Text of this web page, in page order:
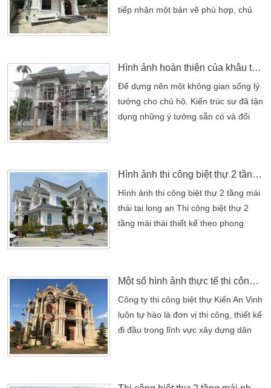
chính […]
tiếp nhận một bản vẽ phù hợp, chủ
sau khi thiết kế tại Kiến An Vinh. Công
trình được lên ý tưởng dựa theo nhu
cầu sử dụng của gia đình. Đồng thời
[…]
Hình ảnh hoàn thiện của khâu thi công biệt thự 2 tầng tân cổ điển
Để dựng nên một không gian sống lý
tưởng cho chủ hộ. Kiến trúc sư đã tận
dụng những ý tưởng sẵn có và đổi
từ kiến trúc sư. Chủ nhà đã nhanh
chóng chốt phương án 1 không qua
chỉnh sửa một chi tiết nào có trên bản
[…]
Hình ảnh thi công biệt thự 2 tầng mái thái tại long an
Hình ảnh thi công biệt thự 2 tầng mái
thái tại long an Thi công biệt thự 2
tầng mái thái thiết kế theo phong
khối đẹp mắt, màu sắc tinh tế, đường
nét sắc xảo. Nhờ kiểu mái độc đáo,
biệt thự 2 tầng mái thái chinh phục
người người nhìn bởi vẻ […]
Một số hình ảnh thực tế thi công xây dựng biệt thự
Công ty thi công biệt thự Kiến An Vinh
luôn tự hào là đơn vị thi công, thiết kế
đi đầu trong lĩnh vực xây dựng dân